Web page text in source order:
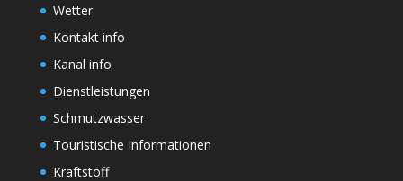
Wetter
Kontakt info
Kanal info
Dienstleistungen
Schmutzwasser
Touristische Informationen
Kraftstoff